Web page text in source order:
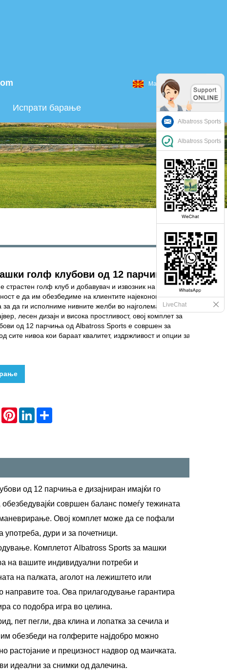
Македонски
Испрати барање
голф клубови од 12 парчиња
страстен голф клуб и добавувач и извозник на додатоци.
е да им обезбедиме на клиентите најекономична
да ги исполниме нивните желби во најголема мера. Со
лесен дизајн и висока простливост, овој комплет за
од 12 парчиња од Albatross Sports е совршен за
сите нивоа кои бараат квалитет, издржливост и опции за
WhatsApp
Pinterest
LinkedIn
од 12 парчиња е дизајниран имајќи го
совршен баланс помеѓу тежината
Овој комплет може да се пофали
употреба, дури и за почетници.
Комплетот Albatross Sports за машки
на вашите индивидуални потреби и
на палката, аголот на лежиштето или
направите тоа. Ова прилагодување гарантира
со подобра игра во целина.
пет пегли, два клина и лопатка за сечила и
обезбеди на голферите најдобро можно
растојание и прецизност надвор од маичката.
идеални за снимки од далечина.
Albatross Sports
Albatross Sports
LiveChat